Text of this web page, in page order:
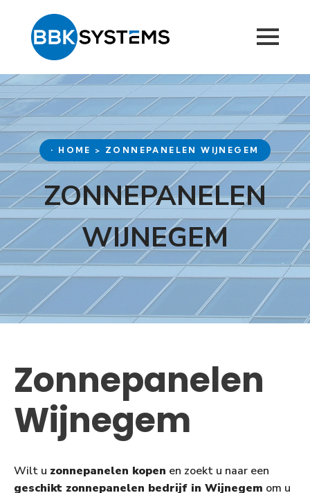
• HOME > ZONNEPANELEN WIJNEGEM
ZONNEPANELEN
WIJNEGEM
Zonnepanelen
Wijnegem
Wilt u zonnepanelen kopen en zoekt u naar een
geschikt zonnepanelen bedrijf in Wijnegem om u